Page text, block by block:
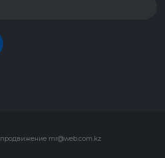
продвижение mr@web.com.kz